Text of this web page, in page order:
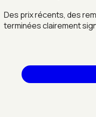
Des prix récents, des
terminées clairement